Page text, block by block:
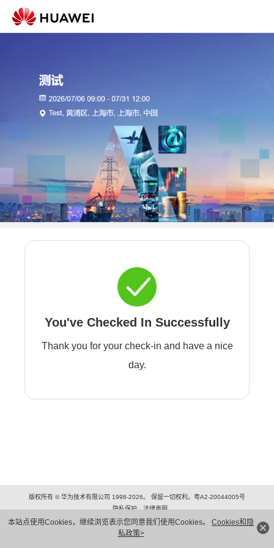
本站点使用Cookies，继续浏览表示您同意我们使用Cookies。 Cookies和隐
私政策>
You've Checked In Successfully
Thank you for your check-in and have a nice
day.
版权所有 © 华为技术有限公司 1998-2026。 保留一切权利。粤A2-20044005号
隐私保护
法律声明